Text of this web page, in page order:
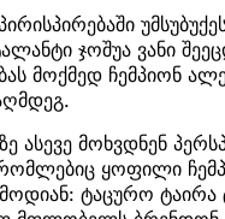
ჯოშუა ვანი
მოქმედ ჩემპიონ
ასევე მოხვდნენ
ყოფილი
ტაცურო